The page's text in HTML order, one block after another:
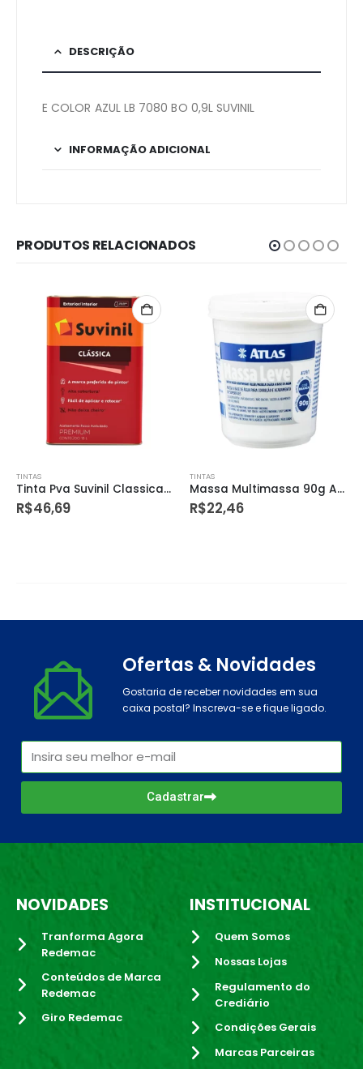
DESCRIÇÃO
E COLOR AZUL LB 7080 BO 0,9L SUVINIL
INFORMAÇÃO ADICIONAL
PRODUTOS RELACIONADOS
TINTAS
Massa Multimassa 90g Atlas
R$22,46
TINTAS
Corante Liquido Violeta Coral 50ml
R$9,55
Ofertas & Novidades
Gostaria de receber novidades em sua
caixa postal? Inscreva-se e fique ligado.
Cadastrar
NOVIDADES
Tranforma Agora
Redemac
Conteúdos de Marca
Redemac
Giro Redemac
INSTITUCIONAL
Quem Somos
Nossas Lojas
Regulamento do
Crediário
Condições Gerais
Marcas Parceiras